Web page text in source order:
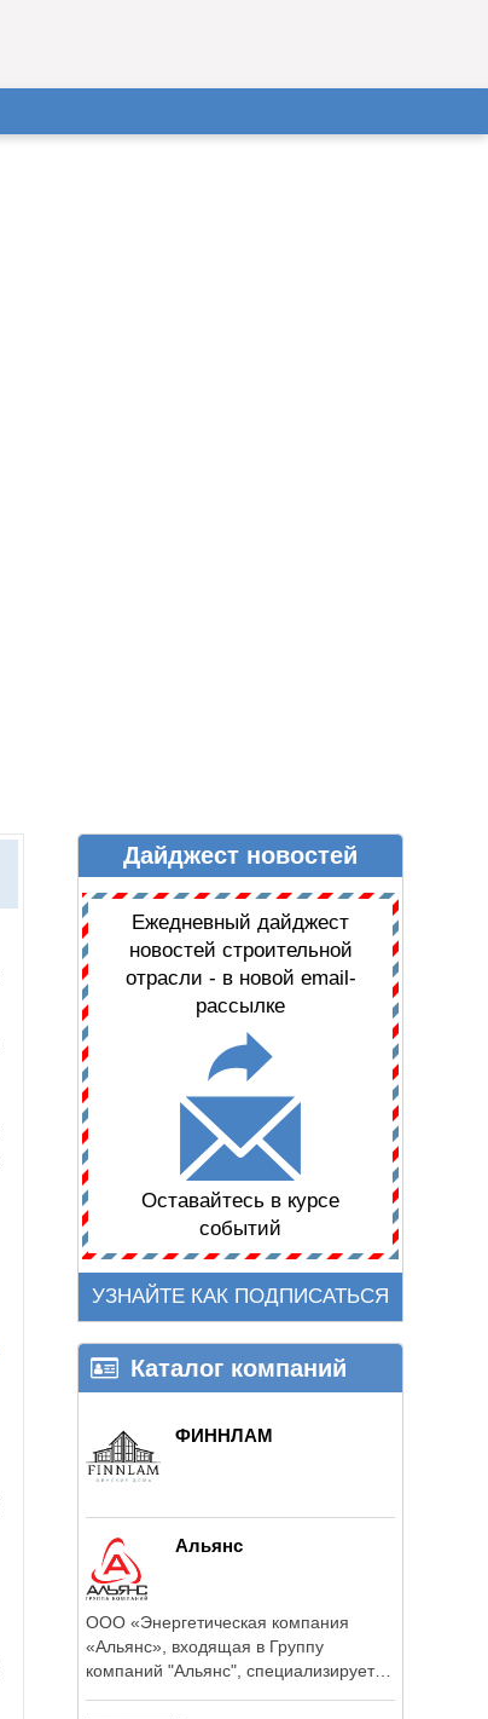
ДАЙДЖЕСТ НОВОСТЕЙДайджест новостей
Ежедневный дайджест
новостей строительной
отрасли - в новой email-
рассылке
Оставайтесь в курсе
событий
УЗНАЙТЕ КАК ПОДПИСАТЬСЯ
Каталог компаний
ФИННЛАМ
Альянс
ООО «Энергетическая компания
«Альянс», входящая в Группу
компаний "Альянс", специализируется